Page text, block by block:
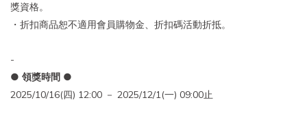
獎資格。
・折扣商品恕不適用會員購物金、折扣碼活動折抵。
-
● 領獎時間 ●
2025/10/16(四) 12:00 － 2025/12/1(一) 09:00止